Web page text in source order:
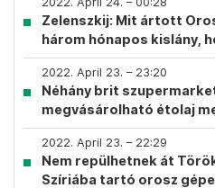
Zelenszkij: Mit ártott
három hónapos kislány,
2022. April 23. – 23:20
Néhány brit
megvásárolható étolaj
2022. April 23. – 22:29
Nem repülhetnek át
Szíriába tartó orosz